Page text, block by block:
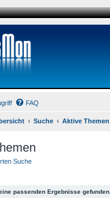
FAQ
Suche Aktive Themen
Suche
passenden Ergebnisse gefunden.